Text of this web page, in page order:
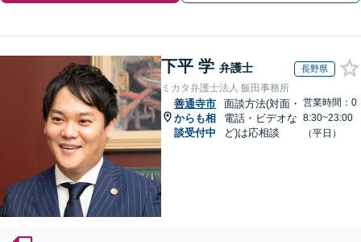
下平 学 弁護士 長野県
ミカタ弁護士法人 飯田事務所
善通寺市
からも相
談受付中
面談方法(対面・
電話・ビデオな
ど)は応相談
営業時間：0
8:30~23:00
（平日）